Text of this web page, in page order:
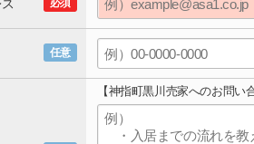
必須
任意
【神指町黒川売家へのお問い